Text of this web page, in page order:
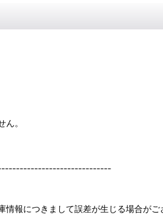
。
報につきまして誤差が生じる場合がご